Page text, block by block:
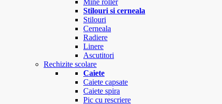
Mine roller
Stilouri si cerneala
Stilouri
Cerneala
Radiere
Linere
Ascutitori
Rechizite scolare
Caiete
Caiete capsate
Caiete spira
Pic cu rescriere